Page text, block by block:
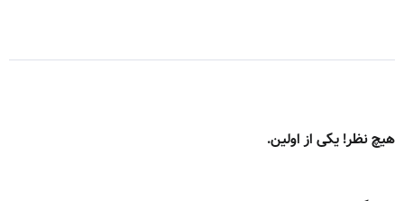
هیچ نظر! یکی از اولین.